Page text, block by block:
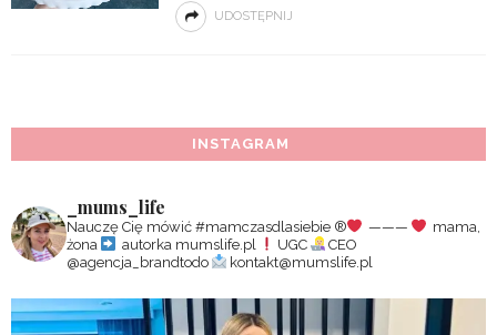
UDOSTĘPNIJ
INSTAGRAM
_mums_life
Nauczę Cię mówić #mamczasdlasiebie ®️ ———
mama,
żona
autorka mumslife.pl UGC
CEO
@agencja_brandtodo
kontakt@mumslife.pl